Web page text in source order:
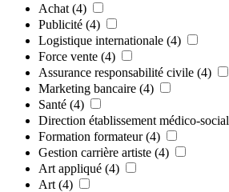
Achat (4)
Publicité (4)
Logistique internationale (4)
Force vente (4)
Assurance responsabilité civile (4)
Marketing bancaire (4)
Santé (4)
Direction établissement médico-social
Formation formateur (4)
Gestion carrière artiste (4)
Art appliqué (4)
Art (4)